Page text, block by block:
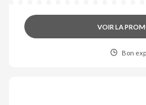
VOIR LA
Bon